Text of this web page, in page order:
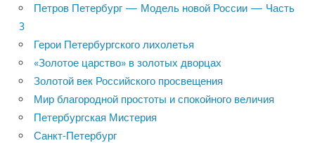
Петров Петербург — Модель новой России — Часть
3
Герои Петербургского лихолетья
«Золотое царство» в золотых дворцах
Золотой век Российского просвещения
Мир благородной простоты и спокойного величия
Петербургская Мистерия
Санкт-Петербург